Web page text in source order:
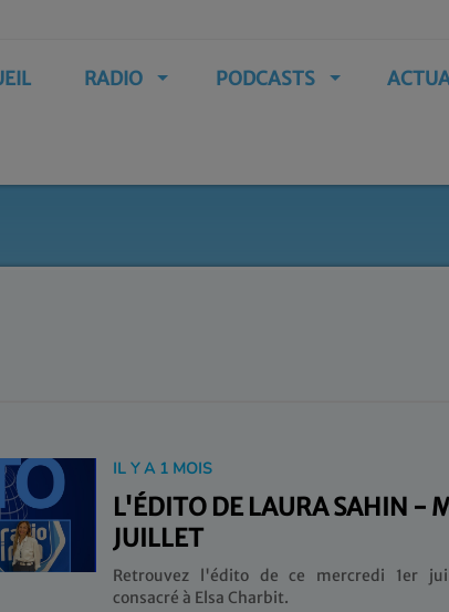
RADIO PODCASTS
IL Y A 1 MOIS
L'ÉDITO DE LAURA SAHIN -
JUILLET
Retrouvez l'édito de ce mercredi 1er
consacré à Elsa Charbit.